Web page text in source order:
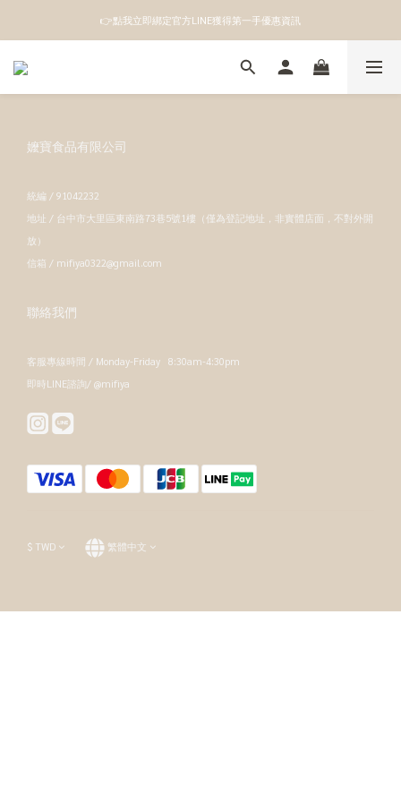
👉點我立即綁定官方LINE獲得第一手優惠資訊
👉點我立即綁定官方LINE獲得第一手優惠資訊
註冊成為新會員即領100元購物金
嬤寶食品有限公司
統編 / 91042232
地址 / 台中市大里區東南路73巷5號1樓（僅為登記地址，非實體店面，不對外開
放）
信箱 / mifiya0322@gmail.com
聯絡我們
客服專線時間 / Monday-Friday 8:30am-4:30pm
即時LINE諮詢/ @mifiya
$ TWD 繁體中文